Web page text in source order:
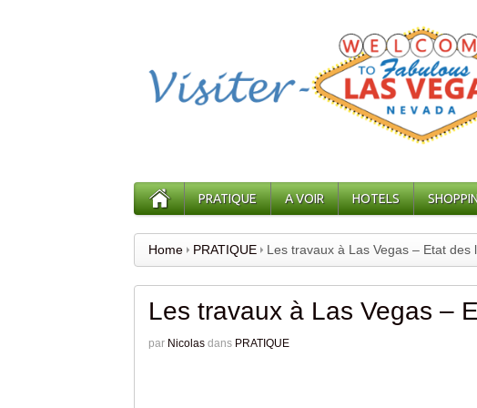
PRATIQUE A VOIR HOTELS
Home PRATIQUE Les travaux à Las Vegas – Etat des
Les travaux à Las Vegas –
par Nicolas dans PRATIQUE